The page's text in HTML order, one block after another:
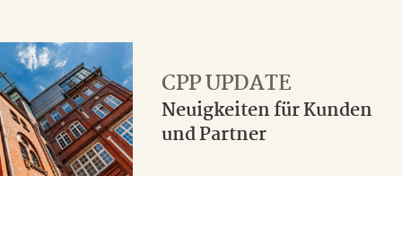
Ihre Branche
Ihre Aufgabe
Ihr Thema
UNSERE LEISTUNGEN
Beratung
CPP
CPP UPDATE
Neuigkeiten für Kunden
und Partner